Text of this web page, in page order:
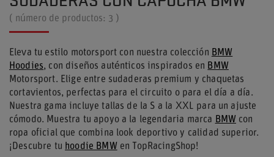
( número de productos: 3 )
Eleva tu estilo motorsport con nuestra colección BMW
Hoodies, con diseños auténticos inspirados en BMW
Motorsport. Elige entre sudaderas premium y chaquetas
cortavientos, perfectas para el circuito o para el día a día.
Nuestra gama incluye tallas de la S a la XXL para un ajuste
cómodo. Muestra tu apoyo a la legendaria marca BMW con
ropa oficial que combina look deportivo y calidad superior.
¡Descubre tu hoodie BMW en TopRacingShop!